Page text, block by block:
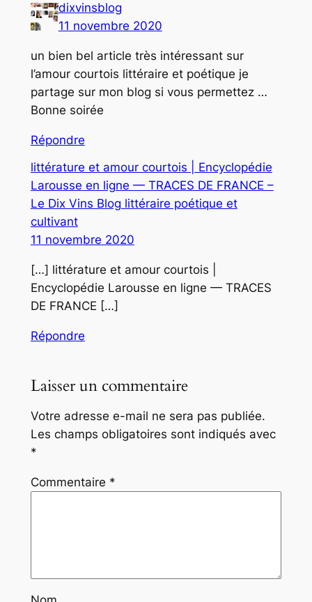
dixvinsblog
11 novembre 2020
un bien bel article très intéressant sur
l’amour courtois littéraire et poétique je
partage sur mon blog si vous permettez …
Bonne soirée
Répondre
littérature et amour courtois | Encyclopédie
Larousse en ligne — TRACES DE FRANCE –
Le Dix Vins Blog littéraire poétique et
cultivant
11 novembre 2020
[…] littérature et amour courtois |
Encyclopédie Larousse en ligne — TRACES
DE FRANCE […]
Répondre
Laisser un commentaire
Votre adresse e-mail ne sera pas publiée.
Les champs obligatoires sont indiqués avec
*
Commentaire *